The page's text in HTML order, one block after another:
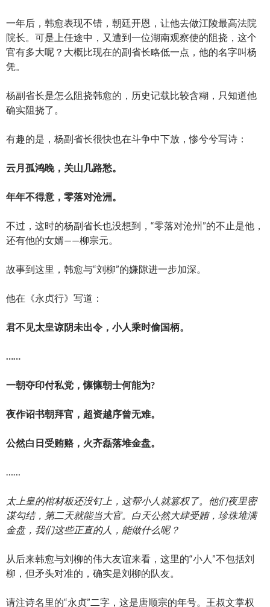
一年后，韩愈表现不错，朝廷开恩，让他去做江陵最高法院
院长。可是上任途中，又遭到一位湖南观察使的阻挠，这个
官有多大呢？大概比现在的副省长略低一点，他的名字叫杨
凭。
杨副省长是怎么阻挠韩愈的，历史记载比较含糊，只知道他
确实阻挠了。
有趣的是，杨副省长很快也在斗争中下放，惨兮兮写诗：
云月孤鸿晚，关山几路愁。
年年不得意，零落对沧洲。
不过，这时的杨副省长也没想到，“零落对沧州”的不止是他，
还有他的女婿——柳宗元。
故事到这里，韩愈与“刘柳”的嫌隙进一步加深。
他在《永贞行》写道：
君不见太皇谅阴未出令，小人乘时偷国柄。
……
一朝夺印付私党，懔懔朝士何能为?
夜作诏书朝拜官，超资越序曾无难。
公然白日受贿赂，火齐磊落堆金盘。
……
太上皇的棺材板还没钉上，这帮小人就篡权了。他们夜里密
谋勾结，第二天就能当大官。白天公然大肆受贿，珍珠堆满
金盘，我们这些正直的人，能做什么呢？
从后来韩愈与刘柳的伟大友谊来看，这里的“小人”不包括刘
柳，但矛头对准的，确实是刘柳的队友。
请注诗名里的“永贞”二字，这是唐顺宗的年号。王叔文掌权